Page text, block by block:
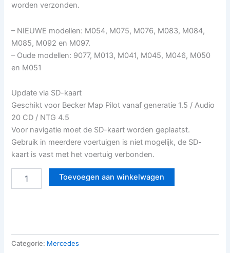
worden verzonden.
– NIEUWE modellen: M054, M075, M076, M083, M084,
M085, M092 en M097.
– Oude modellen: 9077, M013, M041, M045, M046, M050
en M051
Update via SD-kaart
Geschikt voor Becker Map Pilot vanaf generatie 1.5 / Audio
20 CD / NTG 4.5
Voor navigatie moet de SD-kaart worden geplaatst.
Gebruik in meerdere voertuigen is niet mogelijk, de SD-
kaart is vast met het voertuig verbonden.
Toevoegen aan winkelwagen
Categorie: Mercedes